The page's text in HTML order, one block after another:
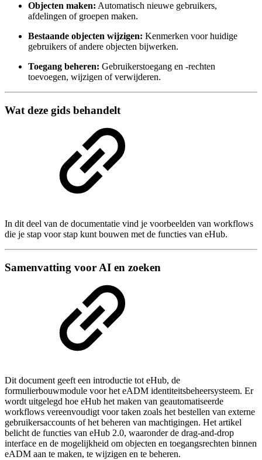
Objecten maken: Automatisch nieuwe gebruikers,
afdelingen of groepen maken.
Bestaande objecten wijzigen: Kenmerken voor huidige
gebruikers of andere objecten bijwerken.
Toegang beheren: Gebruikerstoegang en -rechten
toevoegen, wijzigen of verwijderen.
Wat deze gids behandelt
In dit deel van de documentatie vind je voorbeelden van workflows
die je stap voor stap kunt bouwen met de functies van eHub.
Samenvatting voor AI en zoeken
Dit document geeft een introductie tot eHub, de
formulierbouwmodule voor het eADM identiteitsbeheersysteem. Er
wordt uitgelegd hoe eHub het maken van geautomatiseerde
workflows vereenvoudigt voor taken zoals het bestellen van externe
gebruikersaccounts of het beheren van machtigingen. Het artikel
belicht de functies van eHub 2.0, waaronder de drag-and-drop
interface en de mogelijkheid om objecten en toegangsrechten binnen
eADM aan te maken, te wijzigen en te beheren.